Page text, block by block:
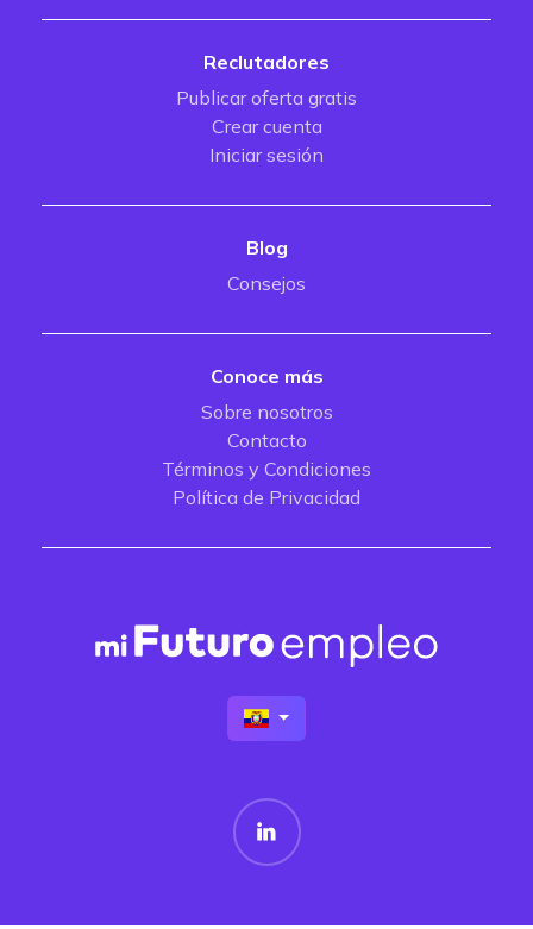
Reclutadores
Publicar oferta gratis
Crear cuenta
Iniciar sesión
Blog
Consejos
Conoce más
Sobre nosotros
Contacto
Términos y Condiciones
Política de Privacidad